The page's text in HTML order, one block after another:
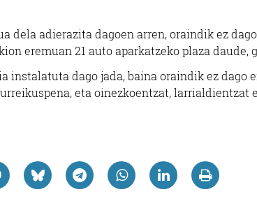
dela adierazita dagoen arren, oraindik ez
eremuan 21 auto aparkatzeko plaza daude,
dago jada, baina oraindik ez dago
eta oinezkoentzat, larrialdientzat